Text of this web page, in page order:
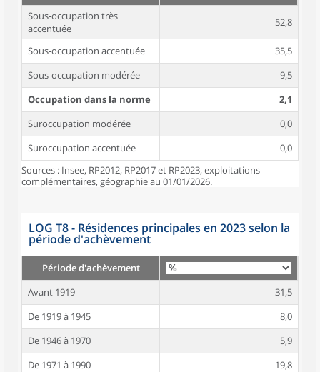
Sous-occupation très
accentuée
52,8
Sous-occupation accentuée
35,5
Sous-occupation modérée
9,5
Occupation dans la norme
2,1
Suroccupation modérée
0,0
Suroccupation accentuée
0,0
Sources : Insee, RP2012, RP2017 et RP2023, exploitations
complémentaires, géographie au 01/01/2026.
LOG T8 - Résidences principales en 2023 selon la
période d'achèvement
Période d'achèvement
Avant 1919
31,5
De 1919 à 1945
8,0
De 1946 à 1970
5,9
De 1971 à 1990
19,8